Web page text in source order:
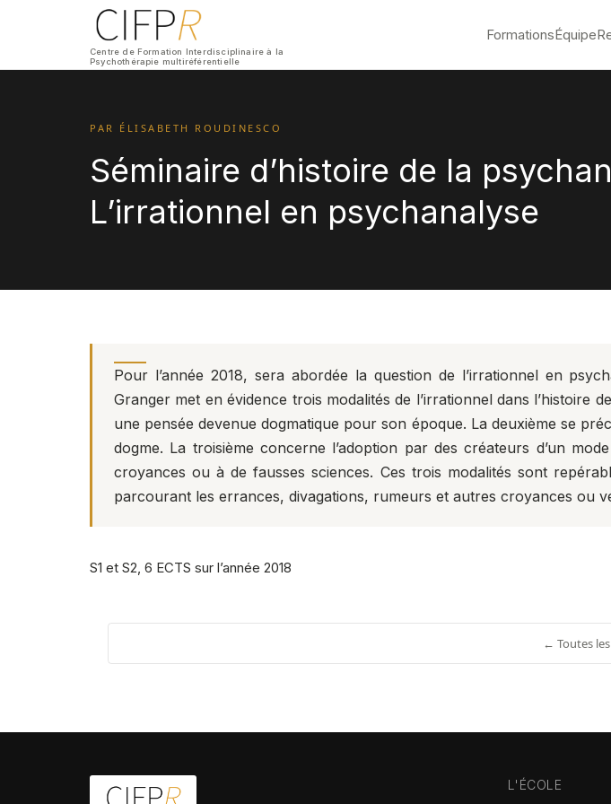
Centre de Formation Interdisciplinaire à la
Psychothérapie multiréférentielle
FormationsÉquipe
PAR ÉLISABETH ROUDINESCO
Séminaire d’histoire de la
L’irrationnel en psychanalyse
Pour l’année 2018, sera abordée la question de l’irrationnel en
Granger met en évidence trois modalités de l’irrationnel dans
une pensée devenue dogmatique pour son époque. La deuxième se
dogme. La troisième concerne l’adoption par des créateurs d’un
croyances ou à de fausses sciences. Ces trois modalités sont
parcourant les errances, divagations, rumeurs et autres croyances ou
S1 et S2, 6 ECTS sur l’année 2018
← Toutes
L'ÉCOLE